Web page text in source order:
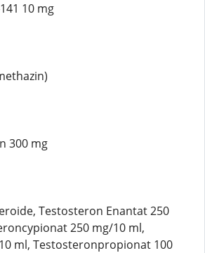
10 mg
300 mg
Testosteron Enantat 250
250 mg/10 ml,
ml, Testosteronpropionat 100